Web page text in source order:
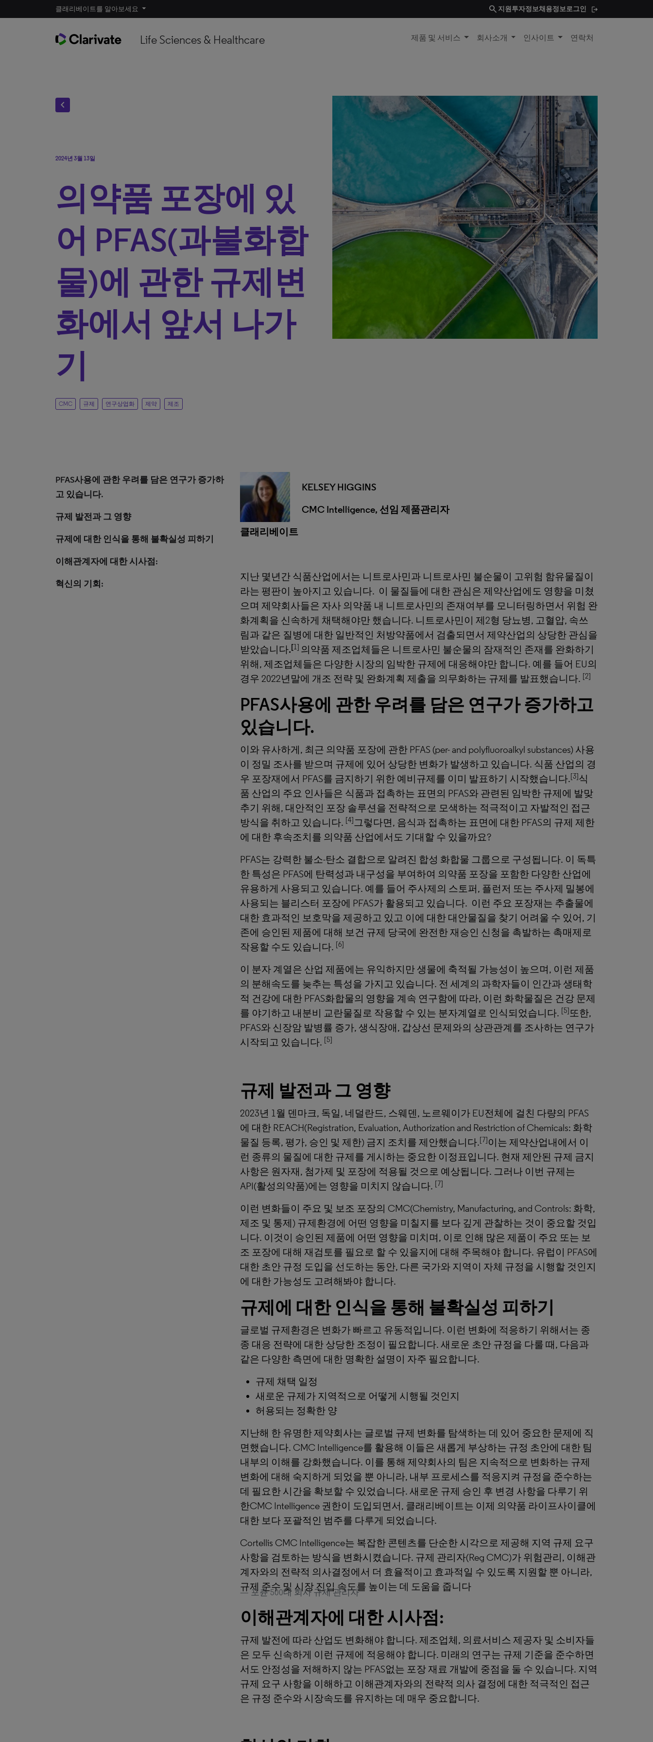
클래리베이트를 알아보세요 search 지원투자정보채용정보로그인
Life Sciences & Healthcare 제품 및 서비스 회사소개 인사이트 연락처
chevron_left
2024년 3월 13일
의약품 포장에 있
어 PFAS(과불화합
물)에 관한 규제변
화에서 앞서 나가
기
CMC 규제 연구상업화 제약 제조
PFAS사용에 관한 우려를 담은 연구가 증가하
고 있습니다.
규제 발전과 그 영향
규제에 대한 인식을 통해 불확실성 피하기
이해관계자에 대한 시사점:
혁신의 기회:
KELSEY HIGGINS
CMC Intelligence, 선임 제품관리자
클래리베이트
지난 몇년간 식품산업에서는 니트로사민과 니트로사민 불순물이 고위험 함유물질이
라는 평판이 높아지고 있습니다. 이 물질들에 대한 관심은 제약산업에도 영향을 미쳤
으며 제약회사들은 자사 의약품 내 니트로사민의 존재여부를 모니터링하면서 위험 완
화계획을 신속하게 채택해야만 했습니다. 니트로사민이 제2형 당뇨병, 고혈압, 속쓰
림과 같은 질병에 대한 일반적인 처방약품에서 검출되면서 제약산업의 상당한 관심을
받았습니다.[1] 의약품 제조업체들은 니트로사민 불순물의 잠재적인 존재를 완화하기
위해, 제조업체들은 다양한 시장의 임박한 규제에 대응해야만 합니다. 예를 들어 EU의
경우 2022년말에 개조 전략 및 완화계획 제출을 의무화하는 규제를 발표했습니다. [2]
PFAS사용에 관한 우려를 담은 연구가 증가하고
있습니다.
이와 유사하게, 최근 의약품 포장에 관한 PFAS (per- and polyfluoroalkyl substances) 사용
이 정밀 조사를 받으며 규제에 있어 상당한 변화가 발생하고 있습니다. 식품 산업의 경
우 포장재에서 PFAS를 금지하기 위한 예비규제를 이미 발표하기 시작했습니다.[3]식
품 산업의 주요 인사들은 식품과 접촉하는 표면의 PFAS와 관련된 임박한 규제에 발맞
추기 위해, 대안적인 포장 솔루션을 전략적으로 모색하는 적극적이고 자발적인 접근
방식을 취하고 있습니다. [4]그렇다면, 음식과 접촉하는 표면에 대한 PFAS의 규제 제한
에 대한 후속조치를 의약품 산업에서도 기대할 수 있을까요?
PFAS는 강력한 불소-탄소 결합으로 알려진 합성 화합물 그룹으로 구성됩니다. 이 독특
한 특성은 PFAS에 탄력성과 내구성을 부여하여 의약품 포장을 포함한 다양한 산업에
유용하게 사용되고 있습니다. 예를 들어 주사제의 스토퍼, 플런저 또는 주사제 밀봉에
사용되는 블리스터 포장에 PFAS가 활용되고 있습니다. 이런 주요 포장재는 추출물에
대한 효과적인 보호막을 제공하고 있고 이에 대한 대안물질을 찾기 어려울 수 있어, 기
존에 승인된 제품에 대해 보건 규제 당국에 완전한 재승인 신청을 촉발하는 촉매제로
작용할 수도 있습니다. [6]
이 분자 계열은 산업 제품에는 유익하지만 생물에 축적될 가능성이 높으며, 이런 제품
의 분해속도를 늦추는 특성을 가지고 있습니다. 전 세계의 과학자들이 인간과 생태학
적 건강에 대한 PFAS화합물의 영향을 계속 연구함에 따라, 이런 화학물질은 건강 문제
를 야기하고 내분비 교란물질로 작용할 수 있는 분자계열로 인식되었습니다. [5]또한,
PFAS와 신장암 발병률 증가, 생식장애, 갑상선 문제와의 상관관계를 조사하는 연구가
시작되고 있습니다. [5]
규제 발전과 그 영향
2023년 1월 덴마크, 독일, 네덜란드, 스웨덴, 노르웨이가 EU전체에 걸친 다량의 PFAS
에 대한 REACH(Registration, Evaluation, Authorization and Restriction of Chemicals: 화학
물질 등록, 평가, 승인 및 제한) 금지 조치를 제안했습니다.[7]이는 제약산업내에서 이
런 종류의 물질에 대한 규제를 게시하는 중요한 이정표입니다. 현재 제안된 규제 금지
사항은 원자재, 첨가제 및 포장에 적용될 것으로 예상됩니다. 그러나 이번 규제는
API(활성의약품)에는 영향을 미치지 않습니다. [7]
이런 변화들이 주요 및 보조 포장의 CMC(Chemistry, Manufacturing, and Controls: 화학,
제조 및 통제) 규제환경에 어떤 영향을 미칠지를 보다 깊게 관찰하는 것이 중요할 것입
니다. 이것이 승인된 제품에 어떤 영향을 미치며, 이로 인해 많은 제품이 주요 또는 보
조 포장에 대해 재검토를 필요로 할 수 있을지에 대해 주목해야 합니다. 유럽이 PFAS에
대한 초안 규정 도입을 선도하는 동안, 다른 국가와 지역이 자체 규정을 시행할 것인지
에 대한 가능성도 고려해봐야 합니다.
규제에 대한 인식을 통해 불확실성 피하기
글로벌 규제환경은 변화가 빠르고 유동적입니다. 이런 변화에 적응하기 위해서는 종
종 대응 전략에 대한 상당한 조정이 필요합니다. 새로운 초안 규정을 다룰 때, 다음과
같은 다양한 측면에 대한 명확한 설명이 자주 필요합니다.
규제 채택 일정
새로운 규제가 지역적으로 어떻게 시행될 것인지
허용되는 정확한 양
지난해 한 유명한 제약회사는 글로벌 규제 변화를 탐색하는 데 있어 중요한 문제에 직
면했습니다. CMC Intelligence를 활용해 이들은 새롭게 부상하는 규정 초안에 대한 팀
내부의 이해를 강화했습니다. 이를 통해 제약회사의 팀은 지속적으로 변화하는 규제
변화에 대해 숙지하게 되었을 뿐 아니라, 내부 프로세스를 적응지켜 규정을 준수하는
데 필요한 시간을 확보할 수 있었습니다. 새로운 규제 승인 후 변경 사항을 다루기 위
한CMC Intelligence 권한이 도입되면서, 클래리베이트는 이제 의약품 라이프사이클에
대한 보다 포괄적인 범주를 다루게 되었습니다.
Cortellis CMC Intelligence는 복잡한 콘텐츠를 단순한 시각으로 제공해 지역 규제 요구
사항을 검토하는 방식을 변화시켰습니다. 규제 관리자(Reg CMC)가 위험관리, 이해관
계자와의 전략적 의사결정에서 더 효율적이고 효과적일 수 있도록 지원할 뿐 아니라,
규제 준수 및 시장 진입 속도를 높이는 데 도움을 줍니다
포츈 500대 회사 규제 관리자
이해관계자에 대한 시사점:
규제 발전에 따라 산업도 변화해야 합니다. 제조업체, 의료서비스 제공자 및 소비자들
은 모두 신속하게 이런 규제에 적응해야 합니다. 미래의 연구는 규제 기준을 준수하면
서도 안정성을 저해하지 않는 PFAS없는 포장 재료 개발에 중점을 둘 수 있습니다. 지역
규제 요구 사항을 이해하고 이해관계자와의 전략적 의사 결정에 대한 적극적인 접근
은 규정 준수와 시장속도를 유지하는 데 매우 중요합니다.